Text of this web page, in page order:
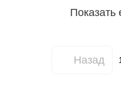
Показать
Назад 1